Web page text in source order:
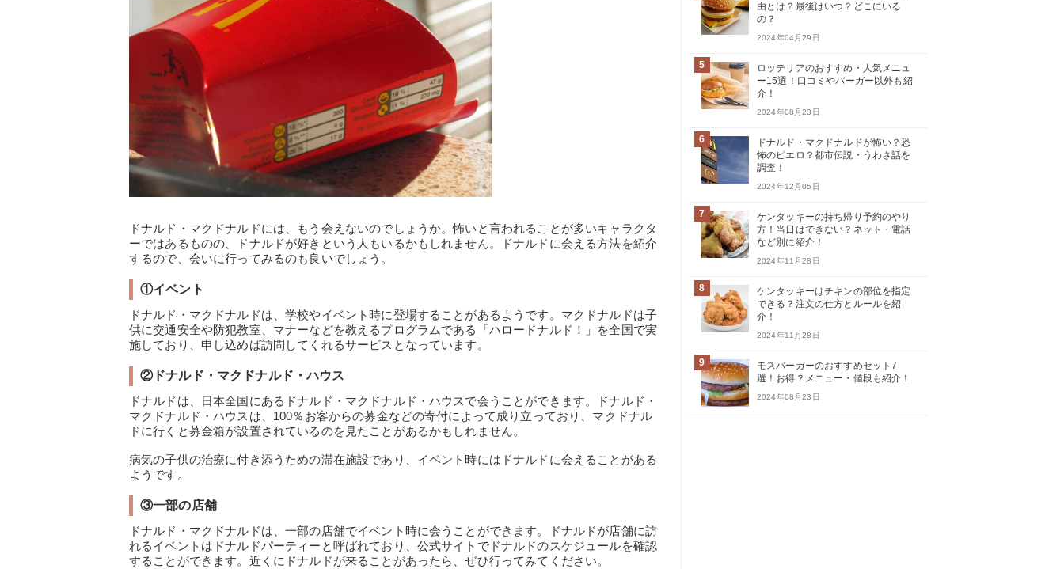
ドナルド・マクドナルドには、もう会えないのでしょうか。怖いと言われることが多いキャラクタ
ーではあるものの、ドナルドが好きという人もいるかもしれません。ドナルドに会える方法を紹介
するので、会いに行ってみるのも良いでしょう。
①イベント
ドナルド・マクドナルドは、学校やイベント時に登場することがあるようです。マクドナルドは子
供に交通安全や防犯教室、マナーなどを教えるプログラムである「ハロードナルド！」を全国で実
施しており、申し込めば訪問してくれるサービスとなっています。
②ドナルド・マクドナルド・ハウス
ドナルドは、日本全国にあるドナルド・マクドナルド・ハウスで会うことができます。ドナルド・
マクドナルド・ハウスは、100％お客からの募金などの寄付によって成り立っており、マクドナル
ドに行くと募金箱が設置されているのを見たことがあるかもしれません。
病気の子供の治療に付き添うための滞在施設であり、イベント時にはドナルドに会えることがある
ようです。
③一部の店舗
ドナルド・マクドナルドは、一部の店舗でイベント時に会うことができます。ドナルドが店舗に訪
れるイベントはドナルドパーティーと呼ばれており、公式サイトでドナルドのスケジュールを確認
することができます。近くにドナルドが来ることがあったら、ぜひ行ってみてください。
由とは？最後はいつ？どこにいる
の？
2024年04月29日
5
ロッテリアのおすすめ・人気メニュ
ー15選！口コミやバーガー以外も紹
介！
2024年08月23日
6
ドナルド・マクドナルドが怖い？恐
怖のピエロ？都市伝説・うわさ話を
調査！
2024年12月05日
7
ケンタッキーの持ち帰り予約のやり
方！当日はできない？ネット・電話
など別に紹介！
2024年11月28日
8
ケンタッキーはチキンの部位を指定
できる？注文の仕方とルールを紹
介！
2024年11月28日
9
モスバーガーのおすすめセット7
選！お得？メニュー・値段も紹介！
2024年08月23日